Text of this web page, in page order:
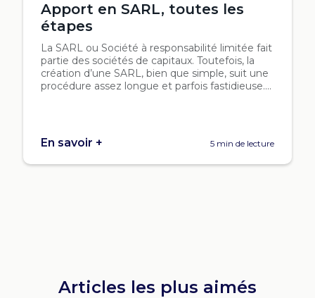
Apport en SARL, toutes les
étapes
La SARL ou Société à responsabilité limitée fait
partie des sociétés de capitaux. Toutefois, la
création d’une SARL, bien que simple, suit une
procédure assez longue et parfois fastidieuse....
En savoir + 5 min de lecture
Articles les plus aimés